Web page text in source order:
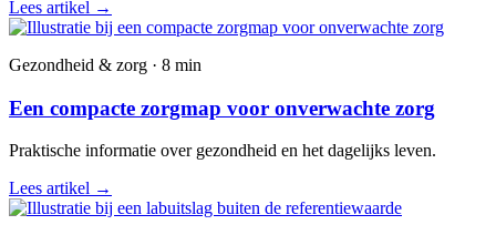
Lees artikel →
Gezondheid & zorg · 8 min
Een compacte zorgmap voor onverwachte zorg
Praktische informatie over gezondheid en het dagelijks leven.
Lees artikel →